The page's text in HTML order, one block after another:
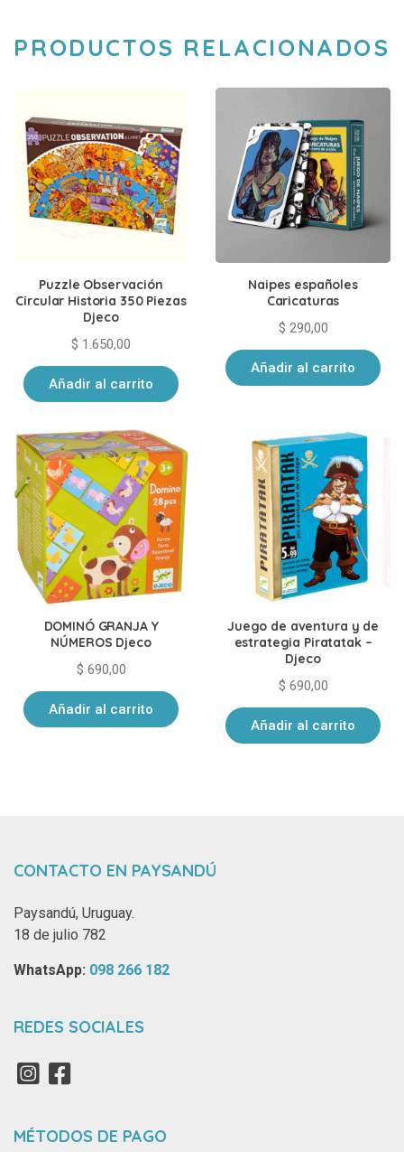
PRODUCTOS RELACIONADOS
Puzzle Observación
Circular Historia 350 Piezas
Djeco
$ 1.650,00
Añadir al carrito
Naipes españoles
Caricaturas
$ 290,00
Añadir al carrito
DOMINÓ GRANJA Y
NÚMEROS Djeco
$ 690,00
Añadir al carrito
Juego de aventura y de
estrategia Piratatak –
Djeco
$ 690,00
Añadir al carrito
CONTACTO EN PAYSANDÚ
Paysandú, Uruguay.
18 de julio 782
WhatsApp: ‪ 098 266 182‬
REDES SOCIALES
MÉTODOS DE PAGO